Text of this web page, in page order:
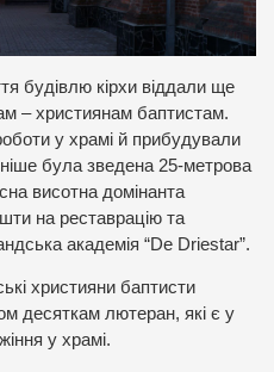
будівлю кірхи віддали ще
– християнам баптистам.
у храмі й прибудували
була зведена 25-метрова
висотна домінанта
на реставрацію та
академія “De Driestar”.
християни баптисти
десяткам лютеран, які є у
у храмі.